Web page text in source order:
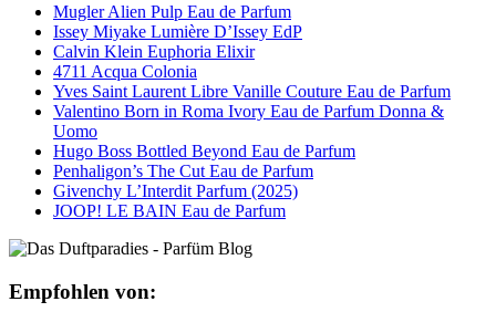
Mugler Alien Pulp Eau de Parfum
Issey Miyake Lumière D’Issey EdP
Calvin Klein Euphoria Elixir
4711 Acqua Colonia
Yves Saint Laurent Libre Vanille Couture Eau de Parfum
Valentino Born in Roma Ivory Eau de Parfum Donna &
Uomo
Hugo Boss Bottled Beyond Eau de Parfum
Penhaligon’s The Cut Eau de Parfum
Givenchy L’Interdit Parfum (2025)
JOOP! LE BAIN Eau de Parfum
Empfohlen von: